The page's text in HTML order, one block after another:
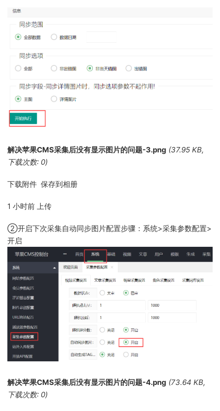
解决苹果CMS采集后没有显示图片的问题-3.png (37.95 KB,
下载次数: 0)
下载附件 保存到相册
1 小时前 上传
②开启下次采集自动同步图片配置步骤：系统>采集参数配置>
开启
解决苹果CMS采集后没有显示图片的问题-4.png (73.64 KB,
下载次数: 0)